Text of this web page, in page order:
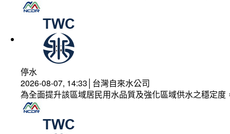
停水
2026-08-07, 14:33│台灣自來水公司
為全面提升該區域居民用水品質及強化區域供水之穩定